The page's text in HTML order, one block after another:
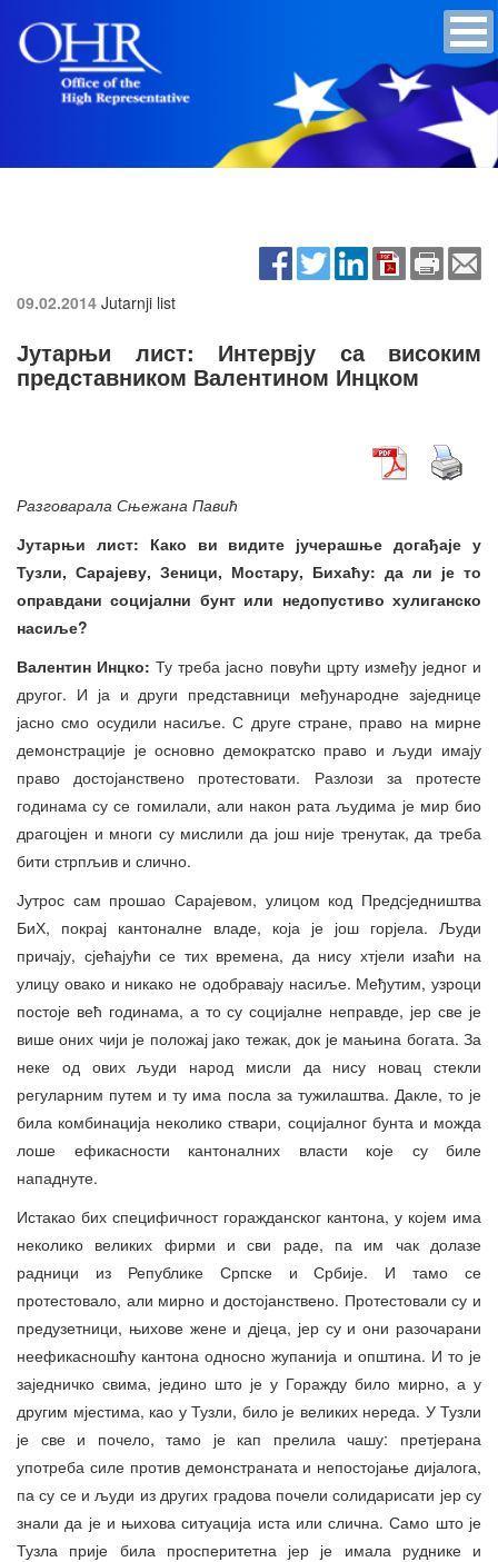
09.02.2014 Jutarnji list
Јутарњи лист: Интервју са високим
представником Валентином Инцком
Разговарала Сњежана Павић
Јутарњи лист: Како ви видите јучерашње догађаје у
Тузли, Сарајеву, Зеници, Мостару, Бихаћу: да ли је то
оправдани социјални бунт или недопустиво хулиганско
насиље?
Валентин Инцко: Ту треба јасно повући црту између једног и
другог. И ја и други представници међународне заједнице
јасно смо осудили насиље. С друге стране, право на мирне
демонстрације је основно демократско право и људи имају
право достојанствено протестовати. Разлози за протесте
годинама су се гомилали, али након рата људима је мир био
драгоцјен и многи су мислили да још није тренутак, да треба
бити стрпљив и слично.
Јутрос сам прошао Сарајевом, улицом код Предсједништва
БиХ, покрај кантоналне владе, која је још горјела. Људи
причају, сјећајући се тих времена, да нису хтјели изаћи на
улицу овако и никако не одобравају насиље. Међутим, узроци
постоје већ годинама, а то су социјалне неправде, јер све је
више оних чији је положај јако тежак, док је мањина богата. За
неке од ових људи народ мисли да нису новац стекли
регуларним путем и ту има посла за тужилаштва. Дакле, то је
била комбинација неколико ствари, социјалног бунта и можда
лоше ефикасности кантоналних власти које су биле
нападнуте.
Истакао бих специфичност горажданског кантона, у којем има
неколико великих фирми и сви раде, па им чак долазе
радници из Републике Српске и Србије. И тамо се
протестовало, али мирно и достојанствено. Протестовали су и
предузетници, њихове жене и дјеца, јер су и они разочарани
неефикасношћу кантона односно жупанија и општина. И то је
заједничко свима, једино што је у Горажду било мирно, а у
другим мјестима, као у Тузли, било је великих нереда. У Тузли
је све и почело, тамо је кап прелила чашу: претјерана
употреба силе против демонстраната и непостојање дијалога,
па су се и људи из других градова почели солидарисати јер су
знали да је и њихова ситуација иста или слична. Само што је
Тузла прије била просперитетна јер је имала руднике и